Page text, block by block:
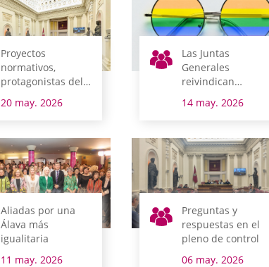
Proyectos
normativos,
protagonistas del
20 may. 2026
Las Juntas
Generales
reivindican
orientaciones
14 may. 2026
Aliadas por una
Álava más
igualitaria
11 may. 2026
Preguntas y
respuestas en el
pleno de control
06 may. 2026